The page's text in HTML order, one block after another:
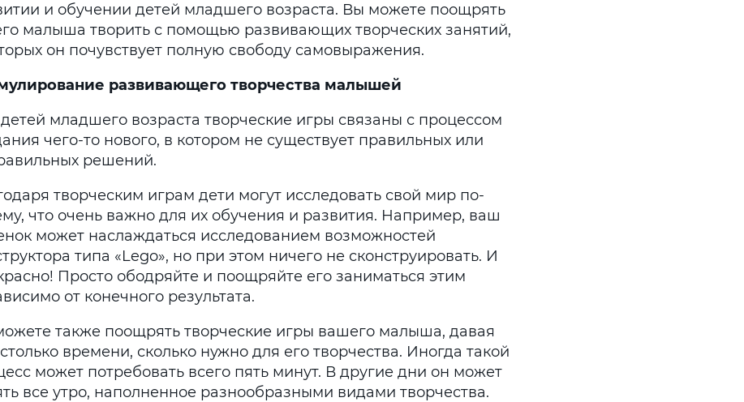
и обучении детей младшего возраста. Вы можете поощрять
малыша творить с помощью развивающих творческих занятий,
он почувствует полную свободу самовыражения.
развивающего творчества малышей
младшего возраста творческие игры связаны с процессом
чего-то нового, в котором не существует правильных или
решений.
творческим играм дети могут исследовать свой мир по-
что очень важно для их обучения и развития. Например, ваш
может наслаждаться исследованием возможностей
типа «Lego», но при этом ничего не сконструировать. И
Просто ободряйте и поощряйте его заниматься этим
от конечного результата.
также поощрять творческие игры вашего малыша, давая
времени, сколько нужно для его творчества. Иногда такой
может потребовать всего пять минут. В другие дни он может
все утро, наполненное разнообразными видами творчества.